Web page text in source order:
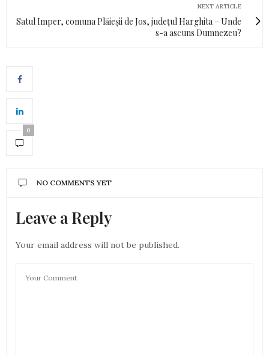
NEXT ARTICLE
Satul Imper, comuna Plăieșii de Jos, județul Harghita – Unde
s-a ascuns Dumnezeu?
0
NO COMMENTS YET
Leave a Reply
Your email address will not be published.